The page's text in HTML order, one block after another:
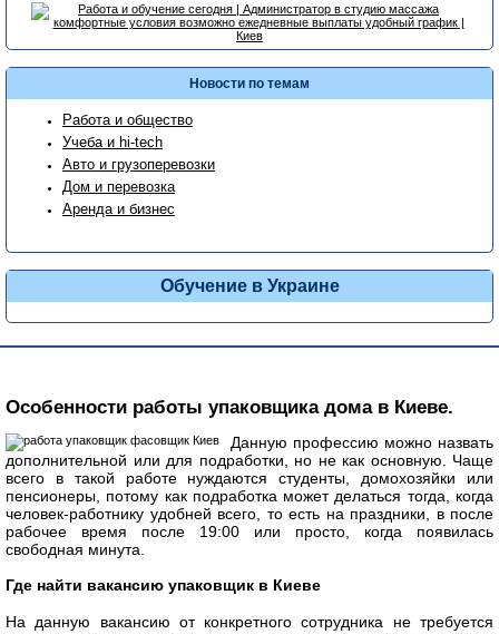
Новости по темам
Работа и общество
Учеба и hi-tech
Авто и грузоперевозки
Дом и перевозка
Аренда и бизнес
Обучение в Украине
Особенности работы упаковщика дома в Киеве.
Данную профессию можно назвать
дополнительной или для подработки, но не как основную. Чаще
всего в такой работе нуждаются студенты, домохозяйки или
пенсионеры, потому как подработка может делаться тогда, когда
человек-работнику удобней всего, то есть на праздники, в после
рабочее время после 19:00 или просто, когда появилась
свободная минута.
Где найти вакансию упаковщик в Киеве
На данную вакансию от конкретного сотрудника не требуется